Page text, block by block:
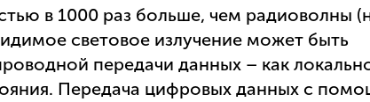
в 1000 раз больше, чем радиоволны
световое излучение может быть
передачи данных – как
Передача цифровых данных с